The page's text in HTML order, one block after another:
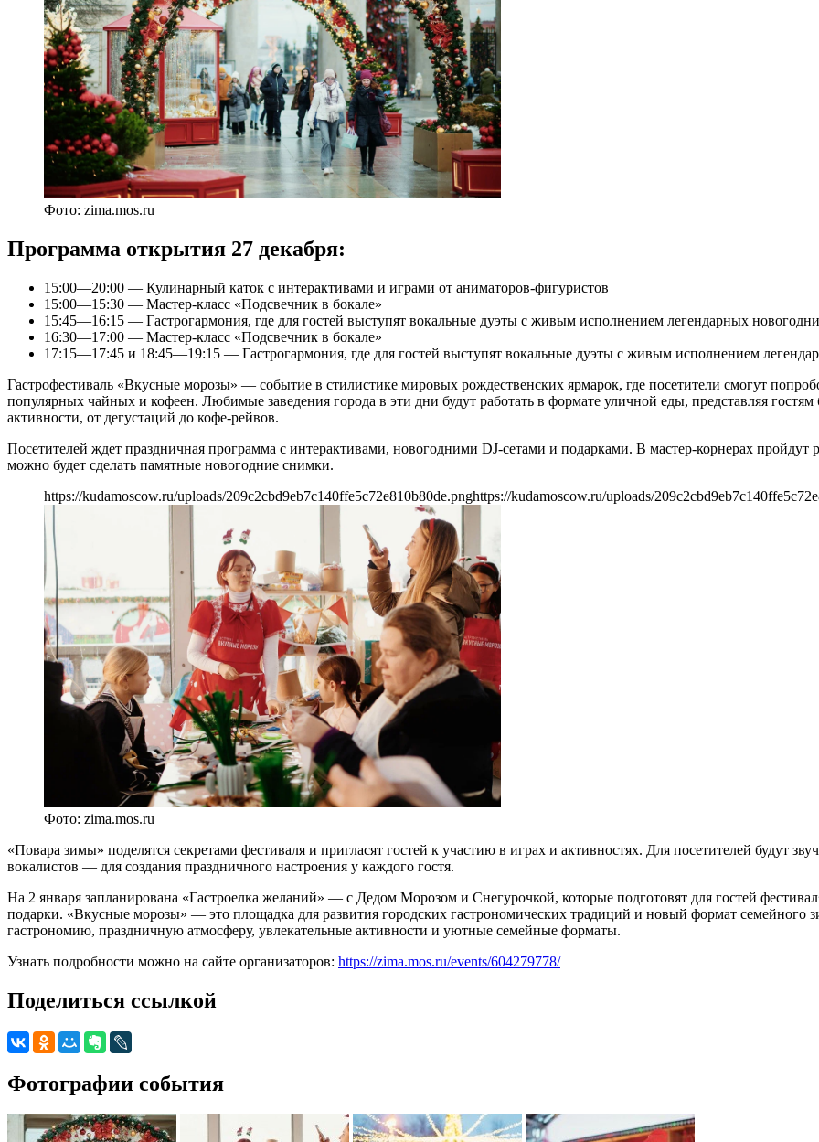
Фото: zima.mos.ru
Программа открытия 27 декабря:
15:00—20:00 — Кулинарный каток с интерактивами и играми от аниматоров-фигуристов
15:00—15:30 — Мастер-класс «Подсвечник в бокале»
15:45—16:15 — Гастрогармония, где для гостей выступят вокальные дуэты с живым исполнением легендарных
16:30—17:00 — Мастер-класс «Подсвечник в бокале»
17:15—17:45 и 18:45—19:15 — Гастрогармония, где для гостей выступят вокальные дуэты с живым исполнением
Гастрофестиваль «Вкусные морозы» — событие в стилистике мировых рождественских ярмарок, где посетители смогут
популярных чайных и кофеен. Любимые заведения города в эти дни будут работать в формате уличной еды, представляя
активности, от дегустаций до кофе-рейвов.
Посетителей ждет праздничная программа с интерактивами, новогодними DJ-сетами и подарками. В мастер-корнерах пройдут
можно будет сделать памятные новогодние снимки.
https://kudamoscow.ru/uploads/209c2cbd9eb7c140ffe5c72e810b80de.pnghttps://kudamoscow.ru/uploads/
Фото: zima.mos.ru
«Повара зимы» поделятся секретами фестиваля и пригласят гостей к участию в играх и активностях. Для посетителей будут
вокалистов — для создания праздничного настроения у каждого гостя.
На 2 января запланирована «Гастроелка желаний» — с Дедом Морозом и Снегурочкой, которые подготовят для гостей
подарки. «Вкусные морозы» — это площадка для развития городских гастрономических традиций и новый формат семейного
гастрономию, праздничную атмосферу, увлекательные активности и уютные семейные форматы.
Узнать подробности можно на сайте организаторов: https://zima.mos.ru/events/604279778/
Поделиться ссылкой
Фотографии события